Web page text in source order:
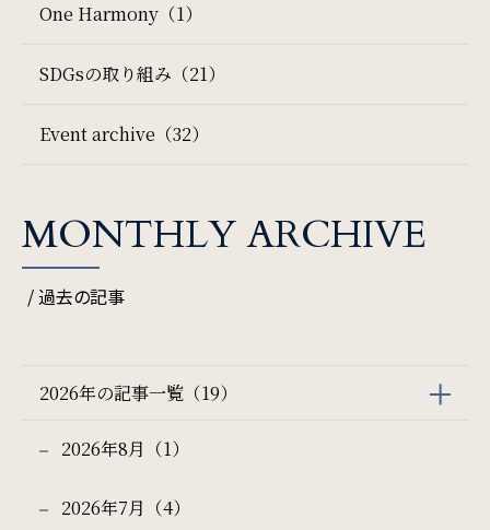
SDGs
Recruit
Contact
お問い合わせ
オンラインショップ
One Harmony（1）
SDGsの取り組み（21）
Event archive（32）
MONTHLY ARCHIVE
/ 過去の記事
2026年の記事一覧（19）
2026年8月（1）
2026年7月（4）